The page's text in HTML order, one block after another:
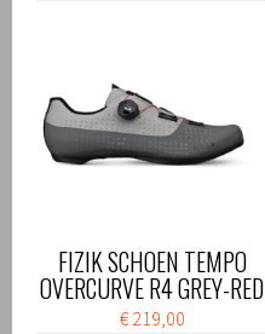
FIZIK SCHOEN TEMPO
OVERCURVE R4 GREY-RED
€ 219,00